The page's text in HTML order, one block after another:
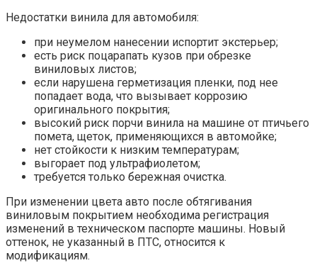
Недостатки винила для автомобиля:
при неумелом нанесении испортит экстерьер;
есть риск поцарапать кузов при обрезке
виниловых листов;
если нарушена герметизация пленки, под нее
попадает вода, что вызывает коррозию
оригинального покрытия;
высокий риск порчи винила на машине от птичьего
помета, щеток, применяющихся в автомойке;
нет стойкости к низким температурам;
выгорает под ультрафиолетом;
требуется только бережная очистка.
При изменении цвета авто после обтягивания
виниловым покрытием необходима регистрация
изменений в техническом паспорте машины. Новый
оттенок, не указанный в ПТС, относится к
модификациям.